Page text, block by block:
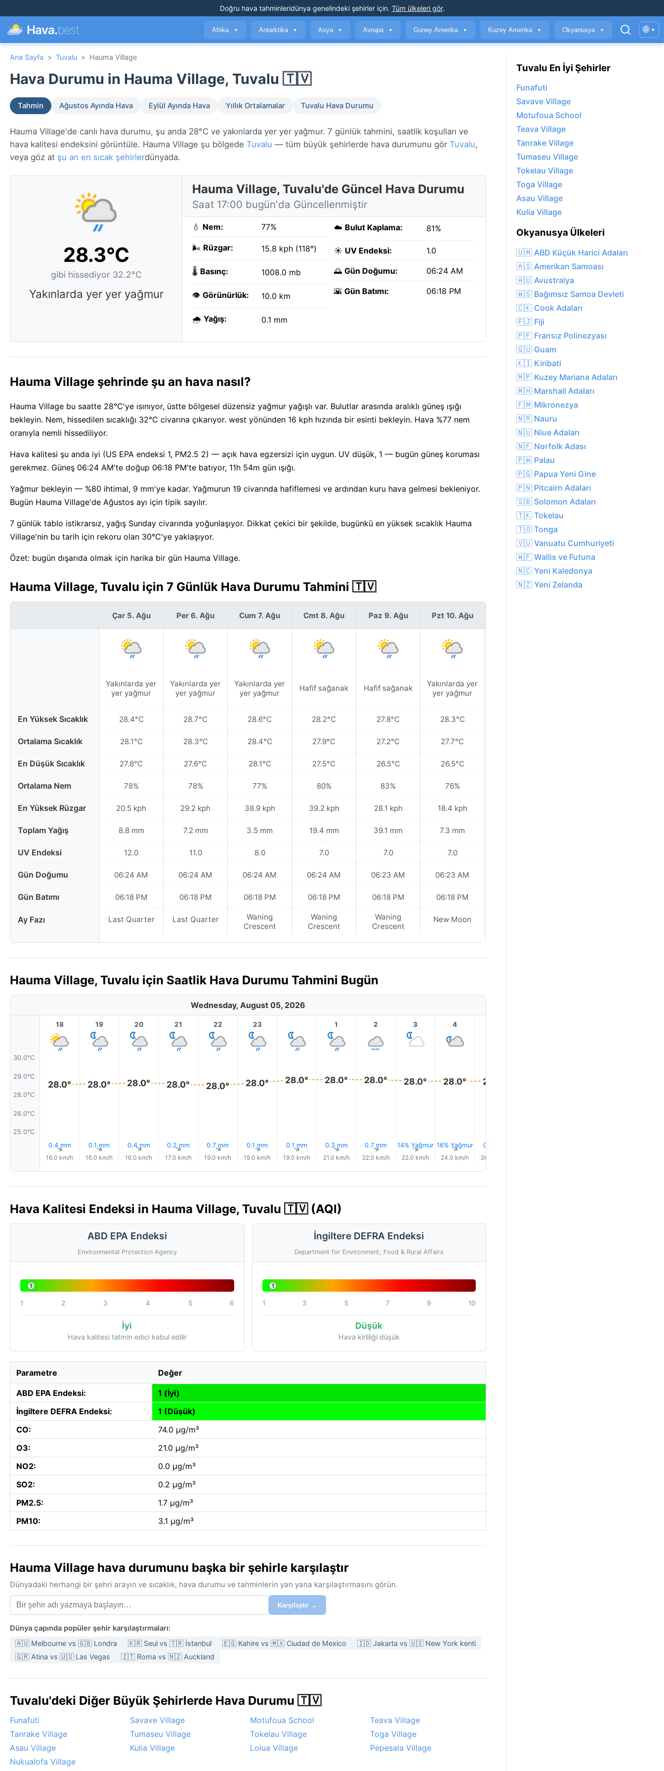
Doğru hava tahminleridünya genelindeki şehirler için. Tüm ülkeleri gör.
Hava.best Afrika ▼ Antarktika ▼ Asya ▼ Avrupa ▼ Güney Amerika ▼ Kuzey Amerika ▼ Okyanusya ▼ 🌐 ▾
Ana Sayfa > Tuvalu > Hauma Village
Hava Durumu in Hauma Village, Tuvalu 🇹🇻
Tahmin Ağustos Ayında Hava Eylül Ayında Hava Yıllık Ortalamalar Tuvalu Hava Durumu
Hauma Village'de canlı hava durumu, şu anda 28°C ve yakınlarda yer yer yağmur. 7 günlük tahmini, saatlik koşulları ve
hava kalitesi endeksini görüntüle. Hauma Village şu bölgede Tuvalu — tüm büyük şehirlerde hava durumunu gör Tuvalu,
veya göz at şu an en sıcak şehirlerdünyada.
28.3°C
gibi hissediyor 32.2°C
Yakınlarda yer yer yağmur
Hauma Village, Tuvalu'de Güncel Hava Durumu
Saat 17:00 bugün'da Güncellenmiştir
💧 Nem: 77%
🌬️ Rüzgar: 15.8 kph (118°)
🌡️ Basınç: 1008.0 mb
👁️ Görünürlük: 10.0 km
🌧️ Yağış: 0.1 mm
☁️ Bulut Kaplama: 81%
☀️ UV Endeksi: 1.0
🌅 Gün Doğumu: 06:24 AM
🌇 Gün Batımı: 06:18 PM
Hauma Village şehrinde şu an hava nasıl?
Hauma Village bu saatte 28°C'ye ısınıyor, üstte bölgesel düzensiz yağmur yağışlı var. Bulutlar arasında aralıklı güneş ışığı
bekleyin. Nem, hissedilen sıcaklığı 32°C civarına çıkarıyor. west yönünden 16 kph hızında bir esinti bekleyin. Hava %77 nem
oranıyla nemli hissediliyor.
Hava kalitesi şu anda iyi (US EPA endeksi 1, PM2.5 2) — açık hava egzersizi için uygun. UV düşük, 1 — bugün güneş koruması
gerekmez. Güneş 06:24 AM'te doğup 06:18 PM'te batıyor, 11h 54m gün ışığı.
Yağmur bekleyin — %80 ihtimal, 9 mm'ye kadar. Yağmurun 19 civarında hafiflemesi ve ardından kuru hava gelmesi bekleniyor.
Bugün Hauma Village'de Ağustos ayı için tipik sayılır.
7 günlük tablo istikrarsız, yağış Sunday civarında yoğunlaşıyor. Dikkat çekici bir şekilde, bugünkü en yüksek sıcaklık Hauma
Village'nin bu tarih için rekoru olan 30°C'ye yaklaşıyor.
Özet: bugün dışarıda olmak için harika bir gün Hauma Village.
Hauma Village, Tuvalu için 7 Günlük Hava Durumu Tahmini 🇹🇻
En Yüksek Sıcaklık
Ortalama Sıcaklık
En Düşük Sıcaklık
Ortalama Nem
En Yüksek Rüzgar
Toplam Yağış
UV Endeksi
Gün Doğumu
Gün Batımı
Ay Fazı
Çar 5. Ağu
Yakınlarda yer
yer yağmur
28.4°C
28.1°C
27.8°C
78%
20.5 kph
8.8 mm
12.0
06:24 AM
06:18 PM
Last Quarter
Per 6. Ağu
Yakınlarda yer
yer yağmur
28.7°C
28.3°C
27.6°C
78%
29.2 kph
7.2 mm
11.0
06:24 AM
06:18 PM
Last Quarter
Cum 7. Ağu
Yakınlarda yer
yer yağmur
28.6°C
28.4°C
28.1°C
77%
38.9 kph
3.5 mm
8.0
06:24 AM
06:18 PM
Waning
Crescent
Cmt 8. Ağu
Hafif sağanak
28.2°C
27.9°C
27.5°C
80%
39.2 kph
19.4 mm
7.0
06:24 AM
06:18 PM
Waning
Crescent
Paz 9. Ağu
Hafif sağanak
27.8°C
27.2°C
26.5°C
83%
28.1 kph
39.1 mm
7.0
06:23 AM
06:18 PM
Waning
Crescent
Pzt 10. Ağu
Yakınlarda yer
yer yağmur
28.3°C
27.7°C
26.5°C
76%
18.4 kph
7.3 mm
7.0
06:23 AM
06:18 PM
New Moon
Hauma Village, Tuvalu için Saatlik Hava Durumu Tahmini Bugün
Wednesday, August 05, 2026
30.0°C
29.0°C
28.0°C
26.0°C
25.0°C
18
28.0°
0.4 mm
↑
16.0 km/h
19
28.0°
0.1 mm
↑
16.0 km/h
20
28.0°
0.4 mm
↑
16.0 km/h
21
28.0°
0.2 mm
↑
17.0 km/h
22
28.0°
0.7 mm
↑
19.0 km/h
23
28.0°
0.1 mm
↑
19.0 km/h
28.0°
0.1 mm
↑
19.0 km/h
1
28.0°
0.3 mm
↑
21.0 km/h
2
28.0°
0.7 mm
↑
22.0 km/h
3
28.0°
14% Yağmur
↑
22.0 km/h
4
28.0°
16% Yağmur
↑
24.0 km/h
28.0°
0.0 mm
26.0 km/h
Hava Kalitesi Endeksi in Hauma Village, Tuvalu 🇹🇻 (AQI)
ABD EPA Endeksi
Environmental Protection Agency
1
1 2 3 4 5 6
İyi
Hava kalitesi tatmin edici kabul edilir
İngiltere DEFRA Endeksi
Department for Environment, Food & Rural Affairs
1
1 3 5 7 9 10
Düşük
Hava kirliliği düşük
Parametre Değer
ABD EPA Endeksi:
1 (İyi)
İngiltere DEFRA Endeksi:
1 (Düşük)
CO:
74.0 µg/m³
O3:
21.0 µg/m³
NO2:
0.0 µg/m³
SO2:
0.2 µg/m³
PM2.5:
1.7 µg/m³
PM10:
3.1 µg/m³
Hauma Village hava durumunu başka bir şehirle karşılaştır
Dünyadaki herhangi bir şehri arayın ve sıcaklık, hava durumu ve tahminlerin yan yana karşılaştırmasını görün.
Karşılaştır →
Dünya çapında popüler şehir karşılaştırmaları:
🇦🇺 Melbourne vs 🇬🇧 Londra 🇰🇷 Seul vs 🇹🇷 İstanbul 🇪🇬 Kahire vs 🇲🇽 Ciudad de Mexico
🇮🇩 Jakarta vs 🇺🇸 New York kenti
🇬🇷 Atina vs 🇺🇸 Las Vegas
🇮🇹 Roma vs 🇳🇿 Auckland
Tuvalu'deki Diğer Büyük Şehirlerde Hava Durumu 🇹🇻
Funafuti Savave Village Motufoua School
Teava Village
Tanrake Village
Tumaseu Village Tokelau Village
Toga Village
Asau Village
Kulia Village Lolua Village
Pepesala Village
Nukualofa Village
Tuvalu En İyi Şehirler
Funafuti
Savave Village
Motufoua School
Teava Village
Tanrake Village
Tumaseu Village
Tokelau Village
Toga Village
Asau Village
Kulia Village
Okyanusya Ülkeleri
🇺🇲 ABD Küçük Harici Adaları
🇦🇸 Amerikan Samoası
🇦🇺 Avustralya
🇼🇸 Bağımsız Samoa Devleti
🇨🇰 Cook Adaları
🇫🇯 Fiji
🇵🇫 Fransız Polinezyası
🇬🇺 Guam
🇰🇮 Kiribati
🇲🇵 Kuzey Mariana Adaları
🇲🇭 Marshall Adaları
🇫🇲 Mikronezya
🇳🇷 Nauru
🇳🇺 Niue Adaları
🇳🇫 Norfolk Adası
🇵🇼 Palau
🇵🇬 Papua Yeni Gine
🇵🇳 Pitcairn Adaları
🇸🇧 Solomon Adaları
🇹🇰 Tokelau
🇹🇴 Tonga
🇻🇺 Vanuatu Cumhuriyeti
🇼🇫 Wallis ve Futuna
🇳🇨 Yeni Kaledonya
🇳🇿 Yeni Zelanda